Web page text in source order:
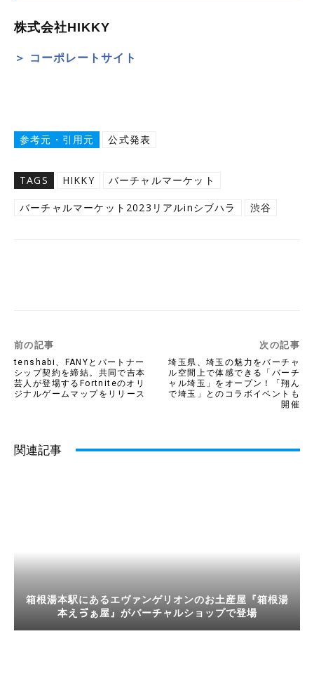
株式会社HIKKY
＞ コーポレートサイト
参考元・引用元 公式発表
TAGS HIKKY バーチャルマーケット
バーチャルマーケット2023リアルinシブハラ 渋谷
前の記事
tenshabi、FANYとパートナー
シップ契約を締結。共同で吉本
芸人が登場するFortniteのオリ
ジナルゲームマップをリリース
次の記事
埼玉県、埼玉の魅力をバーチャ
ル空間上で体感できる「バーチ
ャル埼玉」をオープン！「翔ん
で埼玉」とのコラボイベントも
開催
関連記事
箱根湯本駅にあるエヴァンゲリオンのお土産屋『箱根湯
本えゔぁ屋』がバーチャルショップで登場